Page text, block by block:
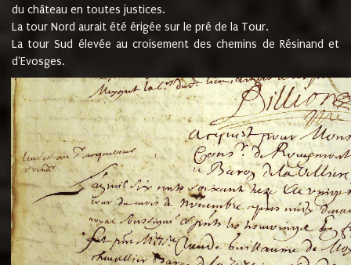
du château en toutes justices.
La tour Nord aurait été érigée sur le pré de la Tour.
La tour Sud élevée au croisement des chemins de Résinand et
d'Evosges.